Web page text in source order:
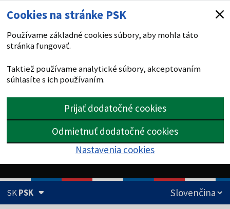
Cookies na stránke PSK
Používame základné cookies súbory, aby mohla táto
stránka fungovať.
Taktiež používame analytické súbory, akceptovaním
súhlasíte s ich používaním.
Prijať dodatočné cookies
Odmietnuť dodatočné cookies
Nastavenia cookies
SKPSK